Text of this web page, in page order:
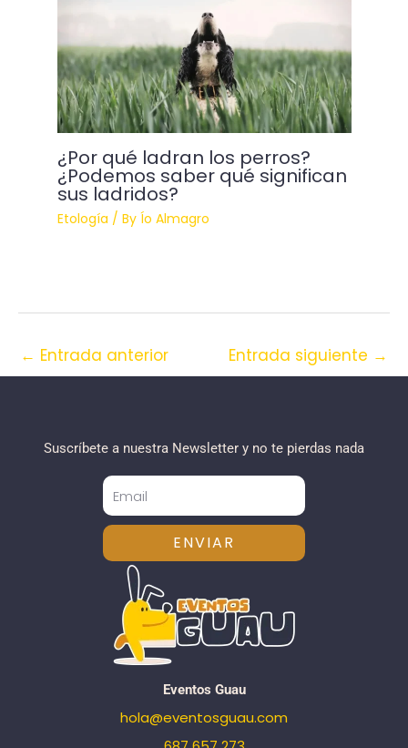
¿Por qué ladran los perros?
¿Podemos saber qué significan
sus ladridos?
Etología / By Ío Almagro
← Entrada anterior Entrada siguiente →
Suscríbete a nuestra Newsletter y no te pierdas nada
ENVIAR
Eventos Guau
hola@eventosguau.com